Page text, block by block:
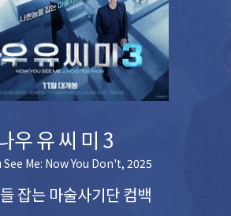
우 유 씨 미 3
See Me: Now You Don't, 2025
잡는 마술사기단 컴백